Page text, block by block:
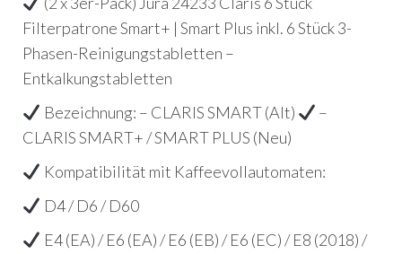
war:
€ 145,00
ist:
Filterpatrone Smart+ | Smart Plus inkl. 6 Stück 3-
Phasen-Reinigungstabletten –
Entkalkungstabletten
Bezeichnung: – CLARIS SMART (Alt)
–
CLARIS SMART+ / SMART PLUS (Neu)
Kompatibilität mit Kaffeevollautomaten:
D4 / D6 / D60
E4 (EA) / E6 (EA) / E6 (EB) / E6 (EC) / E8 (2018) /